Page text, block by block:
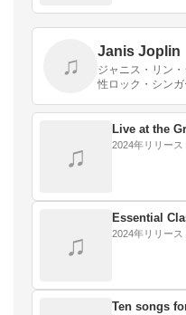
♫
Janis Joplin
ジャニス・リン
性ロック・シンガ
♫
Live at the
2024年リリース
♫
Essential
2024年リリース
Ten songs